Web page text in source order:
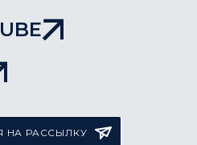
НА РАССЫЛКУ